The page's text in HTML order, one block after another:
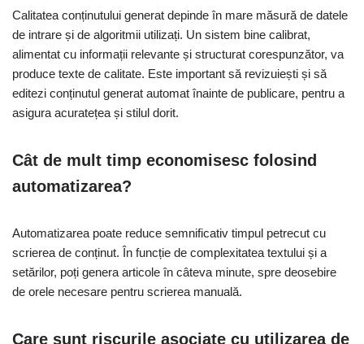
Calitatea conținutului generat depinde în mare măsură de datele
de intrare și de algoritmii utilizați. Un sistem bine calibrat,
alimentat cu informații relevante și structurat corespunzător, va
produce texte de calitate. Este important să revizuiești și să
editezi conținutul generat automat înainte de publicare, pentru a
asigura acuratețea și stilul dorit.
Cât de mult timp economisesc folosind
automatizarea?
Automatizarea poate reduce semnificativ timpul petrecut cu
scrierea de conținut. În funcție de complexitatea textului și a
setărilor, poți genera articole în câteva minute, spre deosebire
de orele necesare pentru scrierea manuală.
Care sunt riscurile asociate cu utilizarea de